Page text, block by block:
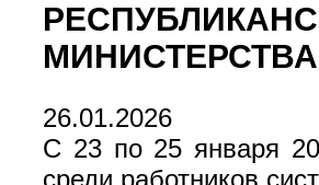
26.01.2026
C 23 по 25 января
среди работников